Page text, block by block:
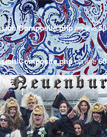
Composite.phpon line58
Composite.phpon line60